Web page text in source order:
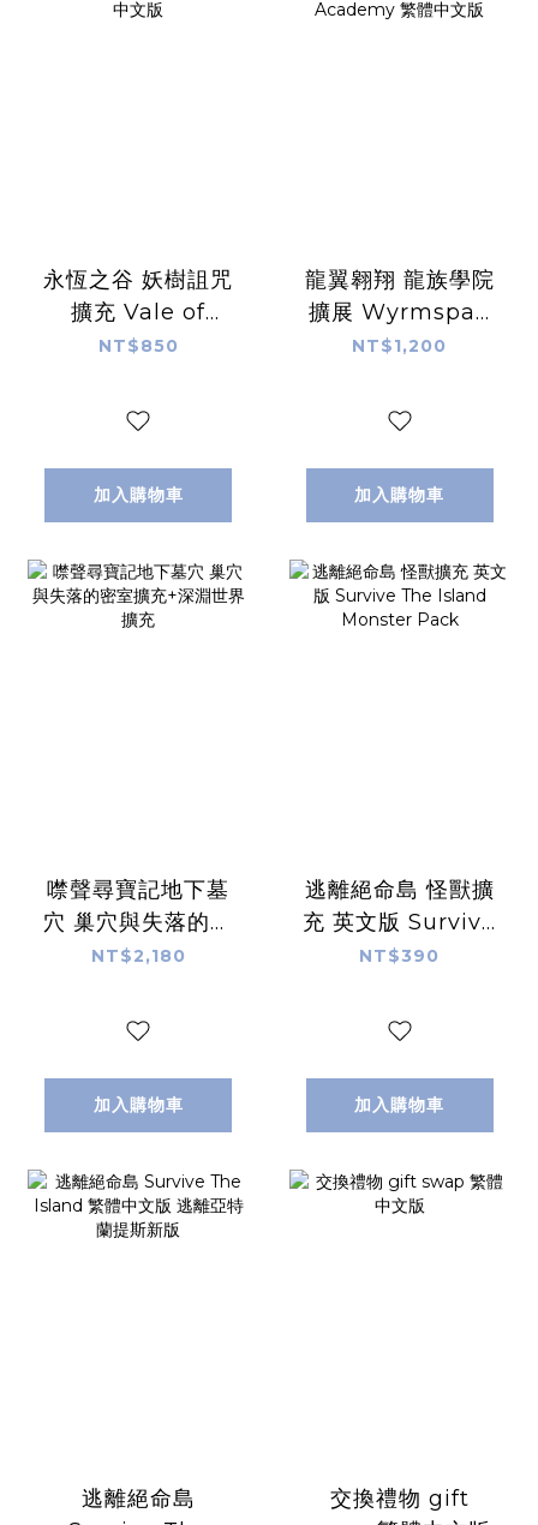
永恆之谷 妖樹詛咒
擴充 Vale of
Eternity Curse 繁
NT$850
加入購物車
龍翼翱翔 龍族學院
擴展 Wyrmspan
Dragon
文版
NT$1,200
加入購物車
噤聲尋寶記地下墓
穴 巢穴與失落的密
室擴充+深淵世界擴
NT$2,180
加入購物車
逃離絕命島 怪獸擴
充 英文版 Survive
The Island
NT$390
加入購物車
逃離絕命島
交換禮物 gift